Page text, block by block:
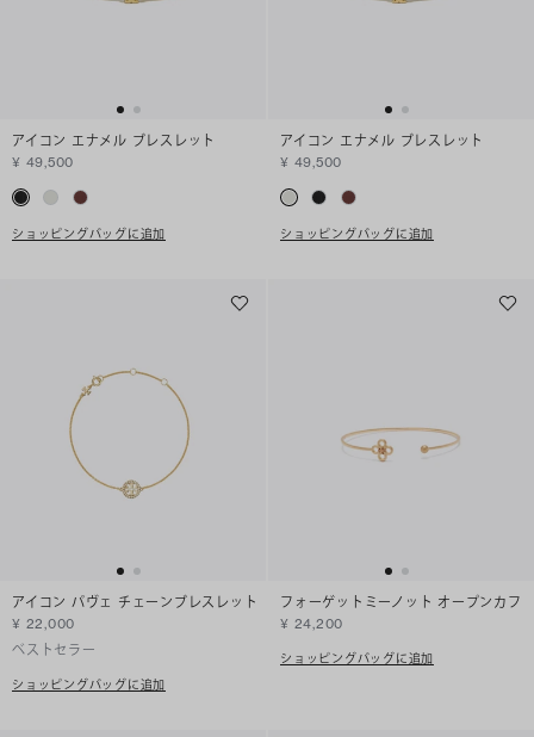
アイコン エナメル ブレスレット
¥ 49,500
ショッピングバッグに追加
アイコン エナメル ブレスレット
¥ 49,500
ショッピングバッグに追加
アイコン パヴェ チェーンブレスレット
¥ 22,000
ベストセラー
ショッピングバッグに追加
フォーゲットミーノット オープンカフ
¥ 24,200
ショッピングバッグに追加